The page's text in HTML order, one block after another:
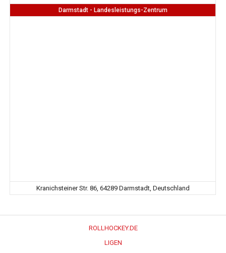
Darmstadt - Landesleistungs-Zentrum
Kranichsteiner Str. 86, 64289 Darmstadt, Deutschland
ROLLHOCKEY.DE
LIGEN